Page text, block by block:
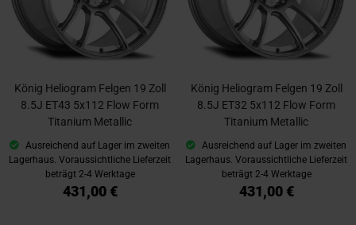
König Heliogram Felgen 19 Zoll
8.5J ET43 5x112 Flow Form
Titanium Metallic
Ausreichend auf Lager im zweiten
Lagerhaus. Voraussichtliche Lieferzeit
beträgt 2-4 Werktage
431,00 €
König Heliogram Felgen 19 Zoll
8.5J ET32 5x112 Flow Form
Titanium Metallic
Ausreichend auf Lager im zweiten
Lagerhaus. Voraussichtliche Lieferzeit
beträgt 2-4 Werktage
431,00 €